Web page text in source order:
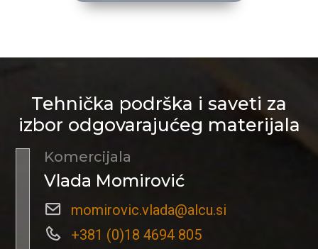
Tehnička podrška i saveti za
izbor odgovarajućeg materijala
Komercijala
Vlada Momirović
momirovic.vlada@alcu.si
+381 (0)18 4694 805